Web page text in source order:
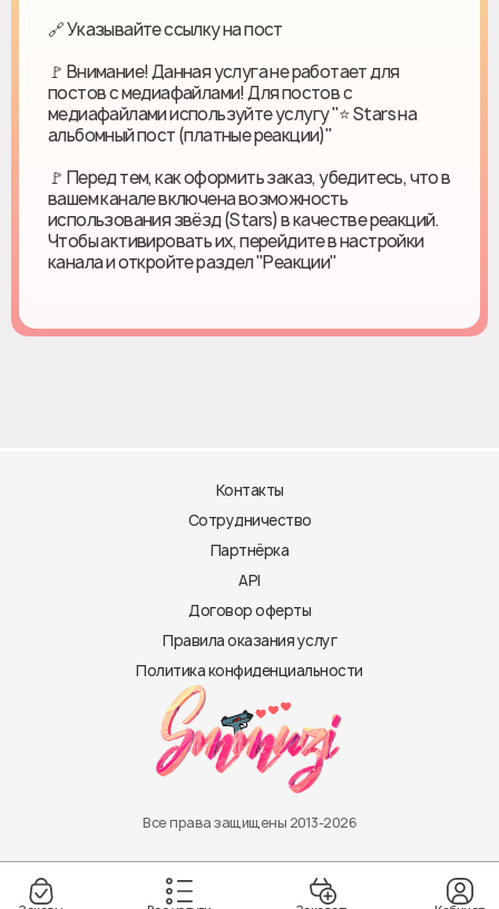
🔗 Указывайте ссылку на пост
🚩 Внимание! Данная услуга не работает для
постов с медиафайлами! Для постов с
медиафайлами используйте услугу "⭐ Stars на
альбомный пост (платные реакции)"
🚩 Перед тем, как оформить заказ, убедитесь, что в
вашем канале включена возможность
использования звёзд (Stars) в качестве реакций.
Чтобы активировать их, перейдите в настройки
канала и откройте раздел "Реакции"
Контакты
Сотрудничество
Партнёрка
API
Договор оферты
Правила оказания услуг
Политика конфиденциальности
Все права защищены 2013-2026